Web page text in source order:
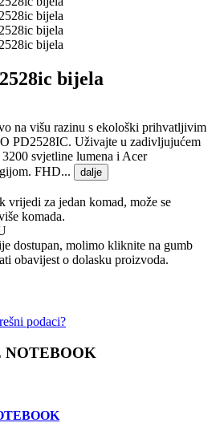
bijela
na višu razinu s ekološki prihvatljivim
PD2528IC. Uživajte u zadivljujućem
svjetline lumena i Acer
FHD...
dalje
vrijedi za jedan komad, može se
komada.
dostupan, molimo kliknite na gumb
obavijest o dolasku proizvoda.
podaci?
NOTEBOOK